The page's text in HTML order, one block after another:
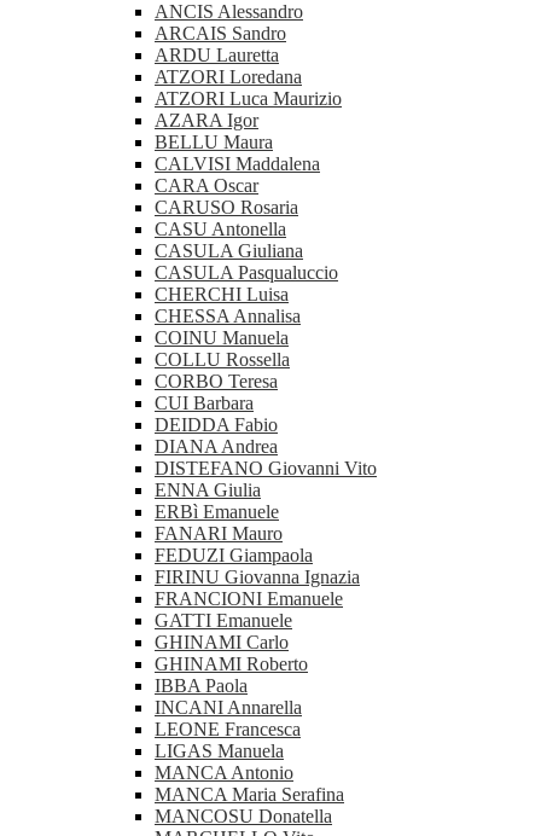
ANCIS Alessandro
ARCAIS Sandro
ARDU Lauretta
ATZORI Loredana
ATZORI Luca Maurizio
AZARA Igor
BELLU Maura
CALVISI Maddalena
CARA Oscar
CARUSO Rosaria
CASU Antonella
CASULA Giuliana
CASULA Pasqualuccio
CHERCHI Luisa
CHESSA Annalisa
COINU Manuela
COLLU Rossella
CORBO Teresa
CUI Barbara
DEIDDA Fabio
DIANA Andrea
DISTEFANO Giovanni Vito
ENNA Giulia
ERBì Emanuele
FANARI Mauro
FEDUZI Giampaola
FIRINU Giovanna Ignazia
FRANCIONI Emanuele
GATTI Emanuele
GHINAMI Carlo
GHINAMI Roberto
IBBA Paola
INCANI Annarella
LEONE Francesca
LIGAS Manuela
MANCA Antonio
MANCA Maria Serafina
MANCOSU Donatella